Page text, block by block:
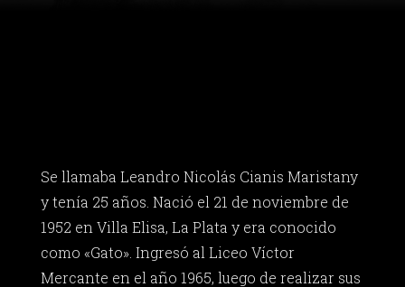
Se llamaba Leandro Nicolás Cianis Maristany
y tenía 25 años. Nació el 21 de noviembre de
1952 en Villa Elisa, La Plata y era conocido
como «Gato». Ingresó al Liceo Víctor
Mercante en el año 1965, luego de realizar sus